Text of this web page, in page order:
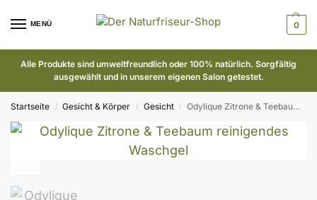
MENÜ 0
Alle Produkte sind umweltfreundlich oder 100% natürlich. Sorgfältig
ausgewählt und in unserem eigenen Salon getestet.
Startseite / Gesicht & Körper / Gesicht / Odylique Zitrone & Teebaum reinigendes Waschgel